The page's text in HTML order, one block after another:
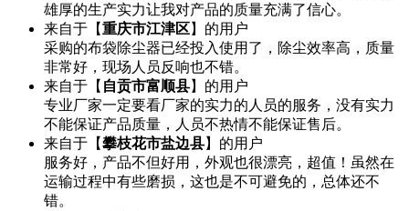
雄厚的生产实力让我对产品的质量充满了信心。
来自于【重庆市江津区】的用户
采购的布袋除尘器已经投入使用了，除尘效率高，质量
非常好，现场人员反响也不错。
来自于【 自贡市富顺县】的用户
专业厂家一定要看厂家的实力的人员的服务，没有实力
不能保证产品质量，人员不热情不能保证售后。
来自于【攀枝花市盐边县】的用户
服务好，产品不但好用，外观也很漂亮，超值！虽然在
运输过程中有些磨损，这也是不可避免的，总体还不
错。